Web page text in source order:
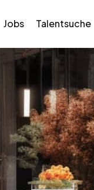
Jobs Talentsuche